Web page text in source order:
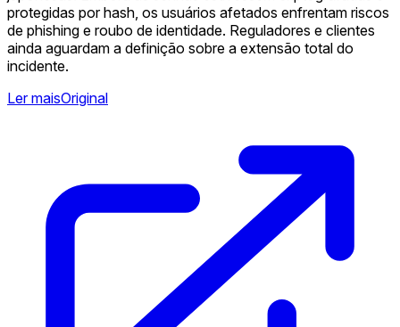
protegidas por hash, os usuários afetados enfrentam riscos
de phishing e roubo de identidade. Reguladores e clientes
ainda aguardam a definição sobre a extensão total do
incidente.
Ler maisOriginal